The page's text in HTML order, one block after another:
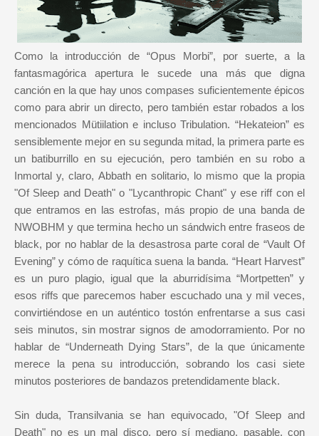
Como la introducción de “Opus Morbi”, por suerte, a la
fantasmagórica apertura le sucede una más que digna
canción en la que hay unos compases suficientemente épicos
como para abrir un directo, pero también estar robados a los
mencionados Mütiilation e incluso Tribulation. “Hekateion” es
sensiblemente mejor en su segunda mitad, la primera parte es
un batiburrillo en su ejecución, pero también en su robo a
Inmortal y, claro, Abbath en solitario, lo mismo que la propia
"Of Sleep and Death" o "Lycanthropic Chant" y ese riff con el
que entramos en las estrofas, más propio de una banda de
NWOBHM y que termina hecho un sándwich entre fraseos de
black, por no hablar de la desastrosa parte coral de “Vault Of
Evening” y cómo de raquítica suena la banda. “Heart Harvest”
es un puro plagio, igual que la aburridísima “Mortpetten” y
esos riffs que parecemos haber escuchado una y mil veces,
convirtiéndose en un auténtico tostón enfrentarse a sus casi
seis minutos, sin mostrar signos de amodorramiento. Por no
hablar de “Underneath Dying Stars”, de la que únicamente
merece la pena su introducción, sobrando los casi siete
minutos posteriores de bandazos pretendidamente black.
Sin duda, Transilvania se han equivocado, "Of Sleep and
Death" no es un mal disco, pero sí mediano, pasable, con